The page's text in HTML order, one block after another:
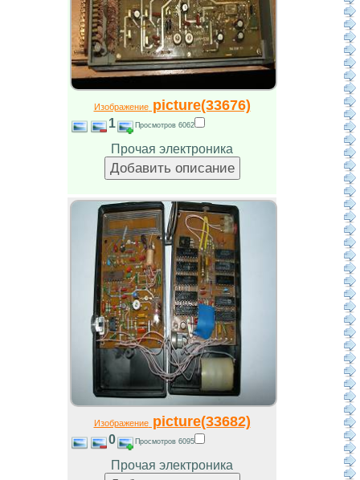
Изображениеpicture(33676)
1 Просмотров 6062
Прочая электроника
Изображениеpicture(33682)
0 Просмотров 6095
Прочая электроника